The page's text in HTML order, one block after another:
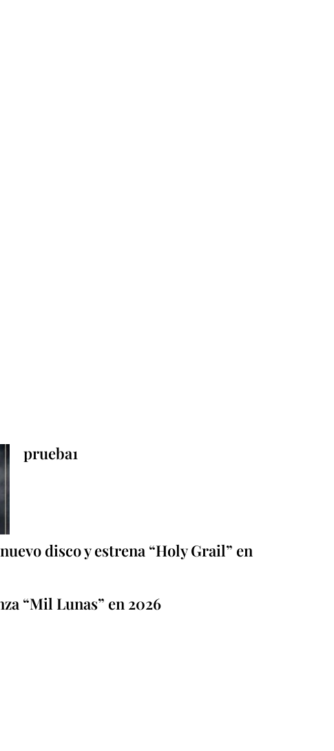
prueba1
disco y estrena “Holy Grail” en
“Mil Lunas” en 2026